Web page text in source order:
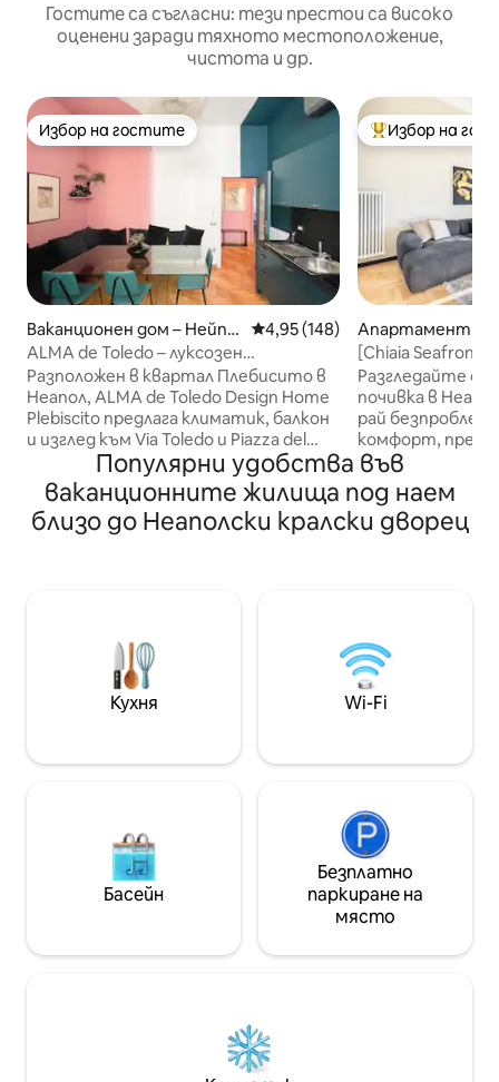
Гостите са съгласни: тези престои са високо
оценени заради тяхното местоположение,
чистота и др.
Избор на гостите
Избор на гостите
Ваканционен дом – Нейпъ
лс
Средна оценка: 4,95 от 5,
4,95 (148)
ALMA de Toledo – луксозен
дизайнерски дом Plebiscito
Разположен в квартал Плебисито в
Неапол, ALMA de Toledo Design Home
Plebiscito предлага климатик, балкон
и изглед към Via Toledo и Piazza del
Plebiscito. Безплатен Wi - Fi е на ваше
разположение. Апартаментът
разполага с 3 спални, кухня със
съдомиялна машина и две бани с биде
километра. Zona Plebiscito е чудесен
избор за пътуващите, които се
интересуват от емоционалната
атмосфера, градските разходки и
е един от любимите на гостите ни
Гостите го обичат повече от
другите удобства. Това е и имотът
с най - добрата стойност за
стойността в Неапол! В сравнение с
гостите получават повече, като
NETFLIX, YouTube и т.н.
Най-популярен
Избор на
Апартамент –
[Chiaia Seafront]
Design
Разгледайте
почивка в
рай
комфорт,
гледки към
двойни
богатата
насладете се
или семейно
имот отговаря
нужди. Направете престоя си
наистина
Популярни удобства във
ваканционните жилища под наем
близо до Неаполски кралски дворец
Кухня Wi-Fi
Басейн
Безплатно
паркиране на
място